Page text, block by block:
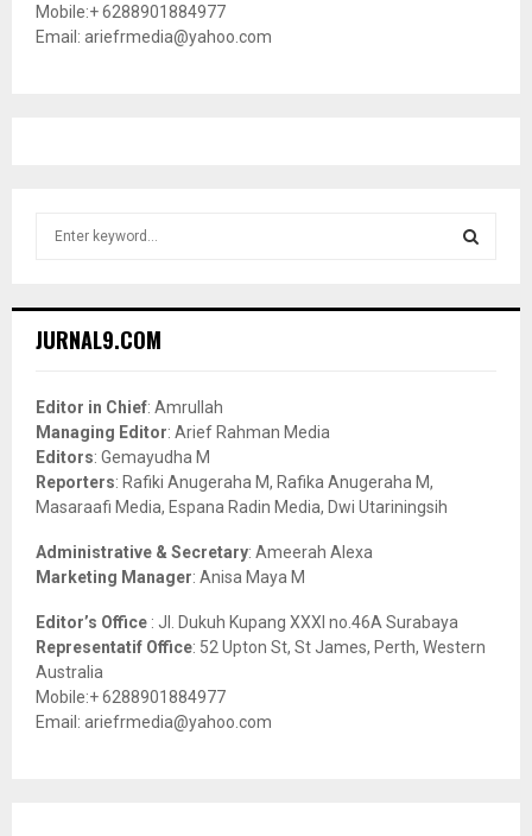
Mobile:+ 6288901884977
Email: ariefrmedia@yahoo.com
h
o
r
:
JURNAL9.COM
Editor in Chief: Amrullah
Managing Editor: Arief Rahman Media
Editors: Gemayudha M
Reporters: Rafiki Anugeraha M, Rafika Anugeraha M,
Masaraafi Media, Espana Radin Media, Dwi Utariningsih
Administrative & Secretary: Ameerah Alexa
Marketing Manager: Anisa Maya M
Editor’s Office : Jl. Dukuh Kupang XXXI no.46A Surabaya
Representatif Office: 52 Upton St, St James, Perth, Western
Australia
Mobile:+ 6288901884977
Email: ariefrmedia@yahoo.com